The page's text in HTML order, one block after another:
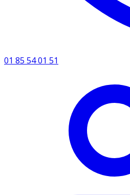
01 85 54 01 51